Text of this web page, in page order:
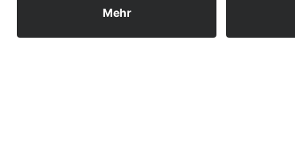
Widerrufsrecht bei